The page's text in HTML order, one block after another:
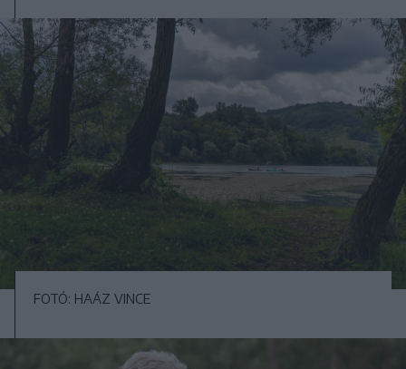
FOTÓ: HAÁZ VINCE